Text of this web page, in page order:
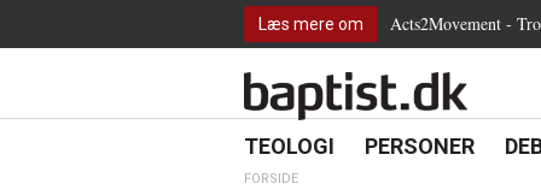
gå
for
6.0:
Internationalt
Læs mere om Acts2Movement -
18.0:
TEOLOGI 19.0:
PERSONER
FORSIDE